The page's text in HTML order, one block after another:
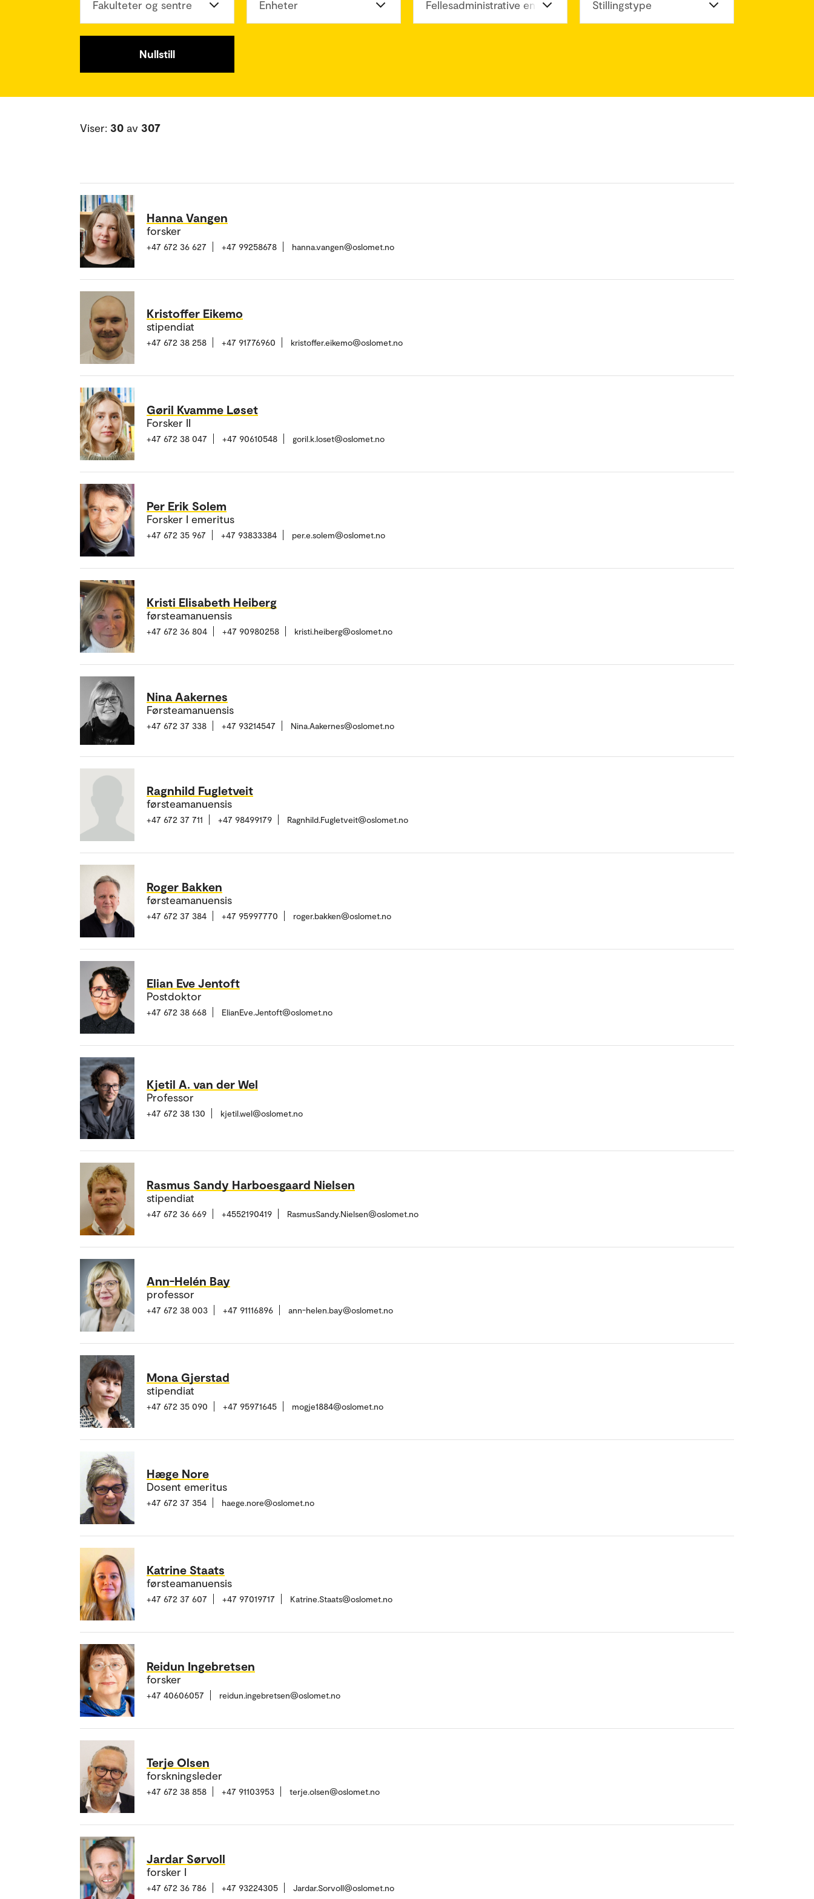
Fakulteter og sentre Enheter Fellesadministrative enheter Stillingstype
Nullstill
Viser: 30 av 307
Hanna Vangen
forsker
+47 672 36 627 +47 99258678 hanna.vangen@oslomet.no
Kristoffer Eikemo
stipendiat
+47 672 38 258 +47 91776960 kristoffer.eikemo@oslomet.no
Gøril Kvamme Løset
Forsker II
+47 672 38 047 +47 90610548 goril.k.loset@oslomet.no
Per Erik Solem
Forsker I emeritus
+47 672 35 967 +47 93833384 per.e.solem@oslomet.no
Kristi Elisabeth Heiberg
førsteamanuensis
+47 672 36 804 +47 90980258 kristi.heiberg@oslomet.no
Nina Aakernes
Førsteamanuensis
+47 672 37 338 +47 93214547 Nina.Aakernes@oslomet.no
Ragnhild Fugletveit
førsteamanuensis
+47 672 37 711 +47 98499179 Ragnhild.Fugletveit@oslomet.no
Roger Bakken
førsteamanuensis
+47 672 37 384 +47 95997770 roger.bakken@oslomet.no
Elian Eve Jentoft
Postdoktor
+47 672 38 668 ElianEve.Jentoft@oslomet.no
Kjetil A. van der Wel
Professor
+47 672 38 130 kjetil.wel@oslomet.no
Rasmus Sandy Harboesgaard Nielsen
stipendiat
+47 672 36 669 +4552190419 RasmusSandy.Nielsen@oslomet.no
Ann-Helén Bay
professor
+47 672 38 003 +47 91116896 ann-helen.bay@oslomet.no
Mona Gjerstad
stipendiat
+47 672 35 090 +47 95971645 mogje1884@oslomet.no
Hæge Nore
Dosent emeritus
+47 672 37 354 haege.nore@oslomet.no
Katrine Staats
førsteamanuensis
+47 672 37 607 +47 97019717 Katrine.Staats@oslomet.no
Reidun Ingebretsen
forsker
+47 40606057 reidun.ingebretsen@oslomet.no
Terje Olsen
forskningsleder
+47 672 38 858 +47 91103953 terje.olsen@oslomet.no
Jardar Sørvoll
forsker I
+47 672 36 786 +47 93224305 Jardar.Sorvoll@oslomet.no